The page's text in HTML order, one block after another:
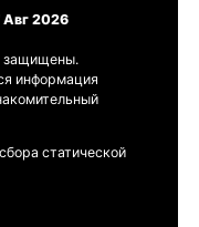
Авг 2026
защищены.
информация
статической